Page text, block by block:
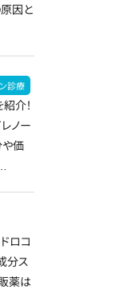
因と
診療
介！
ノー
価
ロコ
分ス
薬は